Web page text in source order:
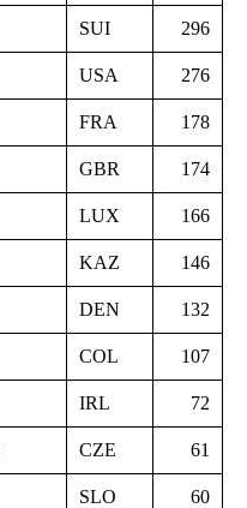
SUI 296
USA 276
FRA 178
GBR 174
LUX 166
KAZ 146
DEN 132
COL 107
IRL 72
CZE 61
SLO 60